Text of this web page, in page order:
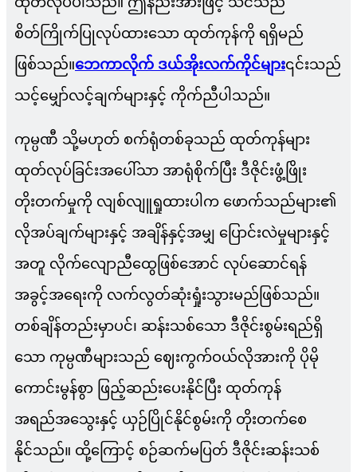
စိတ်ကြိုက်ပြုလုပ်ထားသော ထုတ်ကုန်ကို ရရှိမည်
ဖြစ်သည်။ဘေကာလိုက် ဒယ်အိုးလက်ကိုင်များ၎င်းသည်
သင့်မျှော်လင့်ချက်များနှင့် ကိုက်ညီပါသည်။
ကုမ္ပဏီ သို့မဟုတ် စက်ရုံတစ်ခုသည် ထုတ်ကုန်များ
ထုတ်လုပ်ခြင်းအပေါ်သာ အာရုံစိုက်ပြီး ဒီဇိုင်းဖွံ့ဖြိုး
တိုးတက်မှုကို လျစ်လျူရှုထားပါက ဖောက်သည်များ၏
လိုအပ်ချက်များနှင့် အချိန်နှင့်အမျှ ပြောင်းလဲမှုများနှင့်
အတူ လိုက်လျောညီထွေဖြစ်အောင် လုပ်ဆောင်ရန်
အခွင့်အရေးကို လက်လွတ်ဆုံးရှုံးသွားမည်ဖြစ်သည်။
တစ်ချိန်တည်းမှာပင်၊ ဆန်းသစ်သော ဒီဇိုင်းစွမ်းရည်ရှိ
သော ကုမ္ပဏီများသည် ဈေးကွက်ဝယ်လိုအားကို ပိုမို
ကောင်းမွန်စွာ ဖြည့်ဆည်းပေးနိုင်ပြီး ထုတ်ကုန်
အရည်အသွေးနှင့် ယှဉ်ပြိုင်နိုင်စွမ်းကို တိုးတက်စေ
နိုင်သည်။ ထို့ကြောင့် စဉ်ဆက်မပြတ် ဒီဇိုင်းဆန်းသစ်